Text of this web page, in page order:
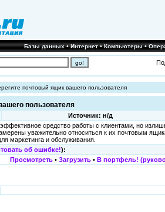
Базы данных•Интернет•Компьютеры•
почтовый ящик вашего пользователя
пользователя
Источник: н/д
средство работы с клиентами, но
уважительно относиться к их почтовым
маркетинга и обслуживания.
об ошибке!):
Просмотреть • Загрузить • В портфель!